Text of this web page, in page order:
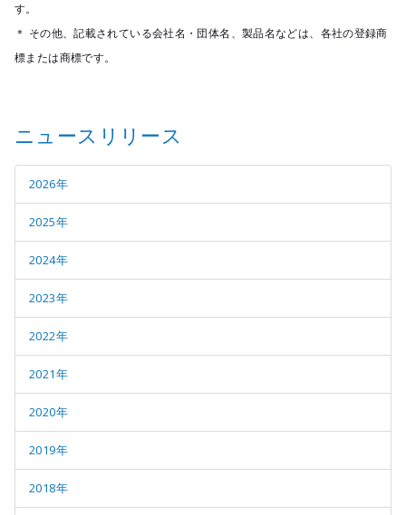
す。
＊ その他、記載されている会社名・団体名、製品名などは、各社の登録商
標または商標です。
ニュースリリース
2026年
2025年
2024年
2023年
2022年
2021年
2020年
2019年
2018年